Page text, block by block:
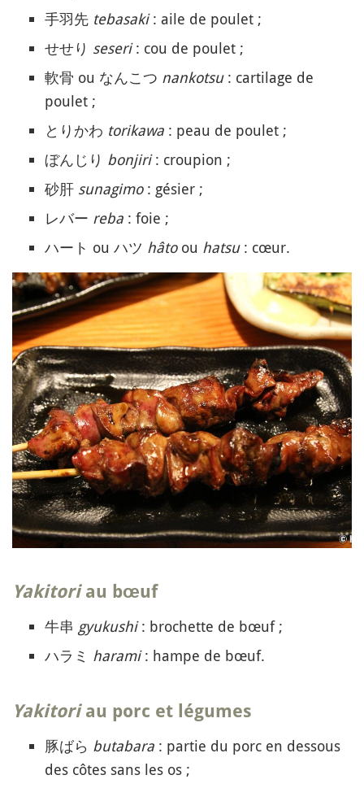
手羽先 tebasaki: aile de poulet ;
せせり seseri: cou de poulet ;
軟骨 ou なんこつ nankotsu: cartilage de
poulet ;
とりかわ torikawa : peau de poulet ;
ぼんじり bonjiri: croupion ;
砂肝 sunagimo: gésier ;
レバー reba : foie ;
ハート ou ハツ hâtoou hatsu: cœur.
Yakitoriau bœuf
牛串 gyukushi: brochette de bœuf ;
ハラミ harami: hampe de bœuf.
Yakitoriau porc et légumes
豚ばら butabara : partie du porc en dessous
des côtes sans les os ;